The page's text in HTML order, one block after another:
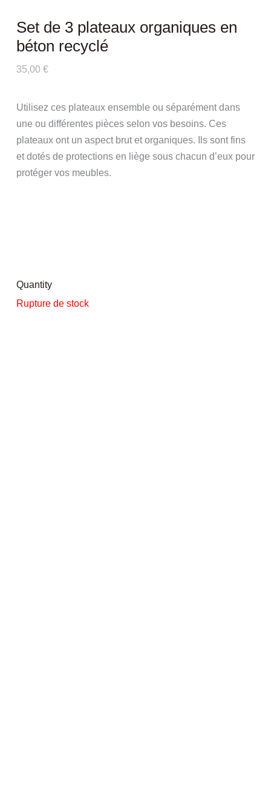
Set de 3 plateaux organiques en
béton recyclé
35,00 €
Utilisez ces plateaux ensemble ou séparément dans
une ou différentes pièces selon vos besoins. Ces
plateaux ont un aspect brut et organiques. Ils sont fins
et dotés de protections en liège sous chacun d’eux pour
protéger vos meubles.
Quantity
Rupture de stock